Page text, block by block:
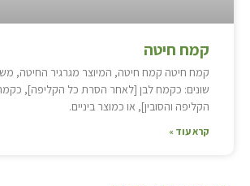
קמח חיטה
קמח חיטה קמח חיטה, המיוצר מגרגיר החיטה,
שונים: כקמח לבן [לאחר הסרת כל הקליפה],
הקליפה והסובין], או כמוצר ביניים.
קרא עוד »